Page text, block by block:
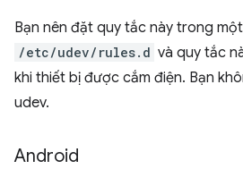
Bạn nên đặt quy tắc này trong
/etc/udev/rules.d và quy tắc
khi thiết bị được cắm điện. Bạn
udev.
Android